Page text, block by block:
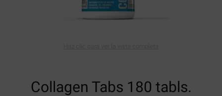
Collagen Tabs 180 tabls.